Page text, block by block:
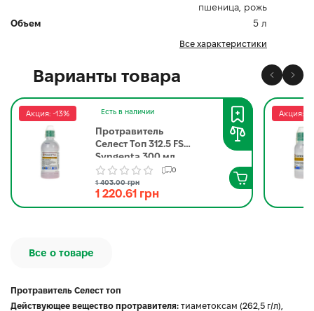
пшеница, рожь
Объем
5 л
Все характеристики
Варианты товара
Акция: -13% Есть в наличии
Протравитель
Селест Топ 312.5 FS
Syngenta 300 мл
0
1 403.00 грн
1 220.61 грн
Акция: -
Все о товаре
Протравитель Селест топ
Действующее вещество протравителя: тиаметоксам (262,5 г/л),